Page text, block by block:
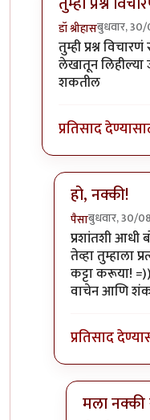
डॉ श्रीहासबुधवार,
In reply toउत्तम
तुम्ही प्रश्न
लेखातून लिहील्या
शकतील
प्रतिसाद
हो, नक्की!
पैसाबुधवार, 30/
In reply to
प्रशांतशी आधी
तेव्हा तुम्हाला
कट्टा करूया!
वाचेन आणि
प्रतिसाद
मला